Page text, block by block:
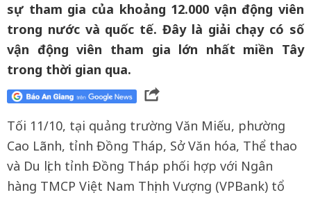
sự tham gia của khoảng 12.000 vận động viên
trong nước và quốc tế. Đây là giải chạy có số
vận động viên tham gia lớn nhất miền Tây
trong thời gian qua.
Tối 11/10, tại quảng trường Văn Miếu, phường
Cao Lãnh, tỉnh Đồng Tháp, Sở Văn hóa, Thể thao
và Du lịch tỉnh Đồng Tháp phối hợp với Ngân
hàng TMCP Việt Nam Thịnh Vượng (VPBank) tổ